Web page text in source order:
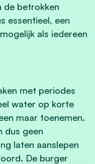
de betrokken
essentieel, een
als iedereen
met periodes
water op korte
maar toenemen.
dus geen
laten aanslepen
De burger